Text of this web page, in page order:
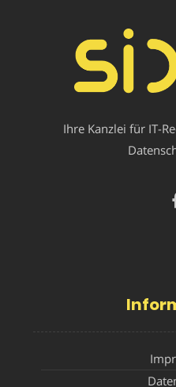
Ihre Kanzlei für IT-